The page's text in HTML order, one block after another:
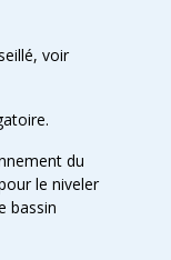
voir
du
le niveler
bassin